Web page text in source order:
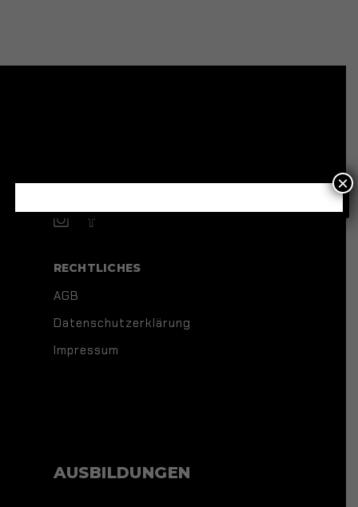
SOCIAL NETWORK
RECHTLICHES
AGB
Datenschutzerklärung
Impressum
AUSBILDUNGEN
×